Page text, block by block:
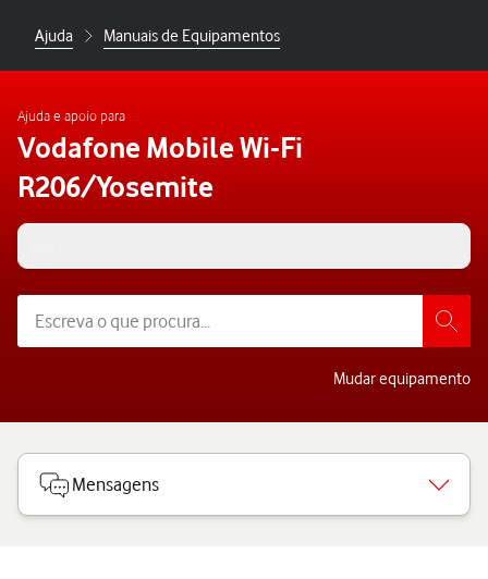
Ajuda Manuais de Equipamentos
Ajuda e apoio para
Vodafone Mobile Wi-Fi
R206/Yosemite
Mudar equipamento
Mensagens